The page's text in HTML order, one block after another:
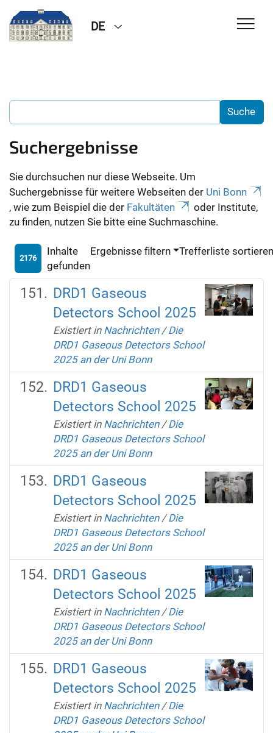
DE
Suchergebnisse
Sie durchsuchen nur diese Webseite. Um
Suchergebnisse für weitere Webseiten der Uni Bonn
, wie zum Beispiel die der Fakultäten
oder Institute,
zu finden, nutzen Sie bitte eine Suchmaschine.
2176
Inhalte
gefunden
Ergebnisse filtern Trefferliste
DRD1 Gaseous
Detectors School 2025
Existiert in Nachrichten /Die
DRD1 Gaseous Detectors School
2025 an der Uni Bonn
DRD1 Gaseous
Detectors School 2025
Existiert in Nachrichten /Die
DRD1 Gaseous Detectors School
2025 an der Uni Bonn
DRD1 Gaseous
Detectors School 2025
Existiert in Nachrichten /Die
DRD1 Gaseous Detectors School
2025 an der Uni Bonn
DRD1 Gaseous
Detectors School 2025
Existiert in Nachrichten /Die
DRD1 Gaseous Detectors School
2025 an der Uni Bonn
DRD1 Gaseous
Detectors School 2025
Existiert in Nachrichten /Die
DRD1 Gaseous Detectors School